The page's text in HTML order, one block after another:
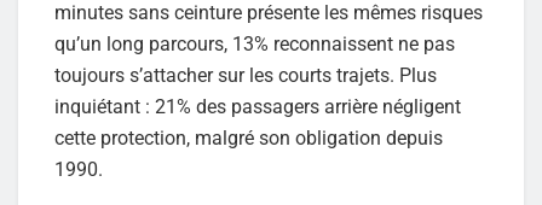
minutes sans ceinture présente les mêmes risques
qu’un long parcours, 13% reconnaissent ne pas
toujours s’attacher sur les courts trajets. Plus
inquiétant : 21% des passagers arrière négligent
cette protection, malgré son obligation depuis
1990.